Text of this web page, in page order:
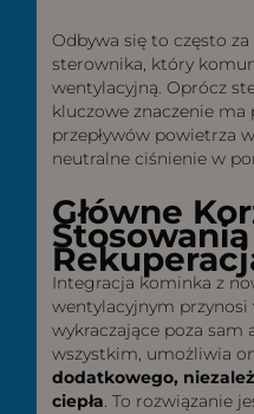
Odbywa się to często
sterownika, który
wentylacyjną. Oprócz
kluczowe znaczenie ma
przepływów powietrza
neutralne ciśnienie w
Główne
Integracja kominka z
wentylacyjnym przynosi
wykraczające poza sam
wszystkim, umożliwia
dodatkowego,
ciepła. To rozwiązanie